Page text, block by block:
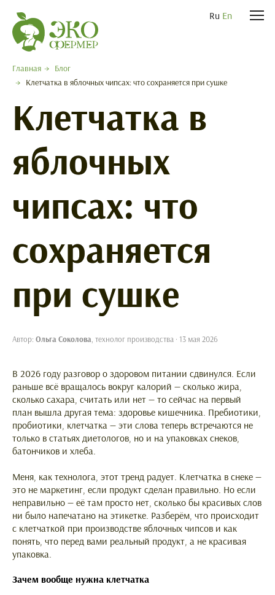
Ru En
Главная
Блог
Клетчатка в яблочных чипсах: что сохраняется при сушке
Клетчатка в
яблочных
чипсах: что
сохраняется
при сушке
Автор: Ольга Соколова , технолог производства · 13 мая 2026
В 2026 году разговор о здоровом питании сдвинулся. Если
раньше всё вращалось вокруг калорий — сколько жира,
сколько сахара, считать или нет — то сейчас на первый
план вышла другая тема: здоровье кишечника. Пребиотики,
пробиотики, клетчатка — эти слова теперь встречаются не
только в статьях диетологов, но и на упаковках снеков,
батончиков и хлеба.
Меня, как технолога, этот тренд радует. Клетчатка в снеке —
это не маркетинг, если продукт сделан правильно. Но если
неправильно — её там просто нет, сколько бы красивых слов
ни было напечатано на этикетке. Разберём, что происходит
с клетчаткой при производстве яблочных чипсов и как
понять, что перед вами реальный продукт, а не красивая
упаковка.
Зачем вообще нужна клетчатка